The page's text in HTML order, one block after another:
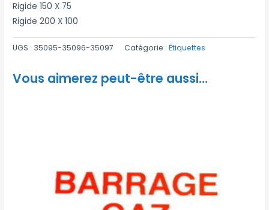
Rigide 150 X 75
Rigide 200 X 100
UGS : 35095-35096-35097 Catégorie :Étiquettes
Vous aimerez peut-être aussi…